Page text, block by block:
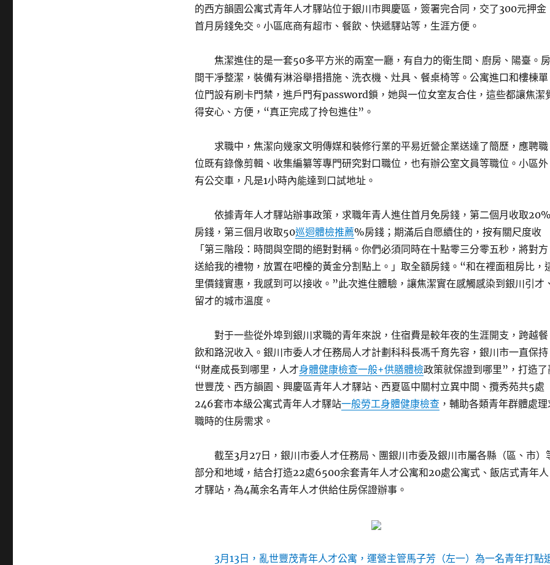
的西方韻園公寓式青年人才驛站位于銀川市興慶區，簽署完合同，交了300元押金
首月房錢免交。小區底商有超市、餐飲、快遞驛站等，生涯方便。
焦潔進住的是一套50多平方米的兩室一廳，有自力的衛生間、廚房、陽臺。房
間干凈整潔，裝備有淋浴舉措措施、洗衣機、灶具、餐桌椅等。公寓進口和樓棟單
位門設有刷卡門禁，進戶門有password鎖，她與一位女室友合住，這些都讓焦潔
得安心、方便，“真正完成了拎包進住”。
求職中，焦潔向幾家文明傳媒和裝修行業的平易近營企業送達了簡歷，應聘職
位既有錄像剪輯、收集編纂等專門研究對口職位，也有辦公室文員等職位。小區外
有公交車，凡是1小時內能達到口試地址。
依據青年人才驛站辦事政策，求職年青人進住首月免房錢，第二個月收取
房錢，第三個月收取50巡迴體檢推薦%房錢；期滿后自愿續住的，按有關尺度收
「第三階段：時間與空間的絕對對稱。你們必須同時在十點零三分零五秒，將對方
送給我的禮物，放置在吧檯的黃金分割點上。」取全額房錢。“和在裡面租房比，
里價錢實惠，我感到可以接收。”此次進住體驗，讓焦潔實在感觸感染到銀川引才
留才的城市溫度。
對于一些從外埠到銀川求職的青年來說，住宿費是較年夜的生涯開支，跨越餐
飲和路況收入。銀川市委人才任務局人才計劃科科長馮千育先容，銀川市一直保持
“財產成長到哪里，人才身體健康檢查一般+供膳體檢政策就保證到哪里”，打造了
世豐茂、西方韻園、興慶區青年人才驛站、西夏區中關村立異中間、攬秀苑共5處
246套市本級公寓式青年人才驛站一般勞工身體健康檢查，輔助各類青年群體處理
職時的住房需求。
截至3月27日，銀川市委人才任務局、團銀川市委及銀川市屬各縣（區、市）
部分和地域，結合打造22處6500余套青年人才公寓和20處公寓式、飯店式青年人
才驛站，為4萬余名青年人才供給住房保證辦事。
3月13日，亂世豐茂青年人才公寓，運營主管馬子芳（左一）為一名青年打點